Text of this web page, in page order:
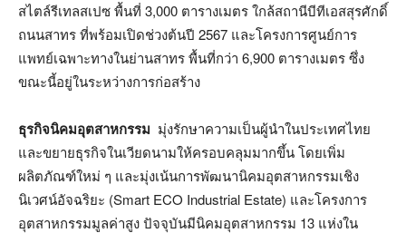
สไตล์รีเทลสเปซ พื้นที่ 3,000 ตารางเมตร ใกล้สถานีบีทีเอสสุรศักดิ์
ถนนสาทร ที่พร้อมเปิดช่วงต้นปี 2567 และโครงการศูนย์การ
แพทย์เฉพาะทางในย่านสาทร พื้นที่กว่า 6,900 ตารางเมตร ซึ่ง
ขณะนี้อยู่ในระหว่างการก่อสร้าง
ธุรกิจนิคมอุตสาหกรรม มุ่งรักษาความเป็นผู้นำในประเทศไทย
และขยายธุรกิจในเวียดนามให้ครอบคลุมมากขึ้น โดยเพิ่ม
ผลิตภัณฑ์ใหม่ ๆ และมุ่งเน้นการพัฒนานิคมอุตสาหกรรมเชิง
นิเวศน์อัจฉริยะ (Smart ECO Industrial Estate) และโครงการ
อุตสาหกรรมมูลค่าสูง ปัจจุบันมีนิคมอุตสาหกรรม 13 แห่งใน